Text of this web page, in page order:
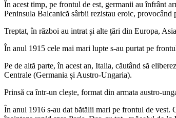
În acest timp, pe frontul de est, germanii au înfrânt
Peninsula Balcanică sârbii rezistau eroic, provocând
Treptat, în război au intrat și alte țări din Europa,
În anul 1915 cele mai mari lupte s-au purtat pe
Pe de altă parte, în acest an, Italia, căutând să
Centrale (Germania și Austro-Ungaria).
Prinsă ca într-un clește, format din armata austro-
În anul 1916 s-au dat bătălii mari pe frontul de vest.